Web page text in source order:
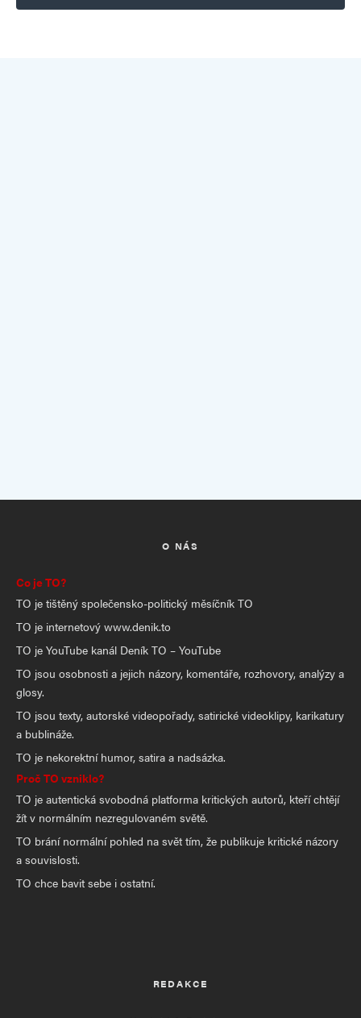
O NÁS
Co je TO?
TO je tištěný společensko-politický měsíčník TO
TO je internetový www.denik.to
TO je YouTube kanál Deník TO – YouTube
TO jsou osobnosti a jejich názory, komentáře, rozhovory, analýzy a
glosy.
TO jsou texty, autorské videopořady, satirické videoklipy, karikatury
a bublináže.
TO je nekorektní humor, satira a nadsázka.
Proč TO vzniklo?
TO je autentická svobodná platforma kritických autorů, kteří chtějí
žít v normálním nezregulovaném světě.
TO brání normální pohled na svět tím, že publikuje kritické názory
a souvislosti.
TO chce bavit sebe i ostatní.
REDAKCE